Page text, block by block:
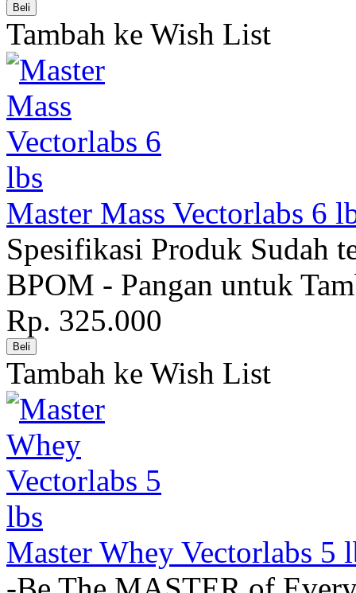
Tambah ke Wish List
Master Mass Vectorlabs 6
Spesifikasi Produk Sudah
BPOM - Pangan untuk
Rp. 325.000
Tambah ke Wish List
Master Whey Vectorlabs 5